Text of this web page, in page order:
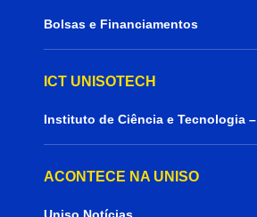
Bolsas e Financiamentos
ICT UNISOTECH
Instituto de Ciência e Tecnologia –
ACONTECE NA UNISO